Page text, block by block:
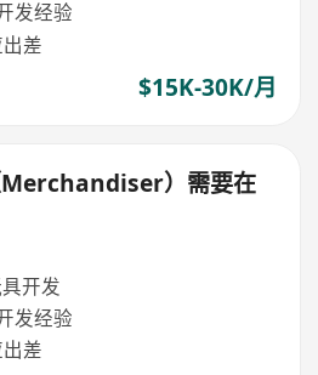
发经验
差
$15K-30K/月
Merchandiser）需要在
开发
发经验
差